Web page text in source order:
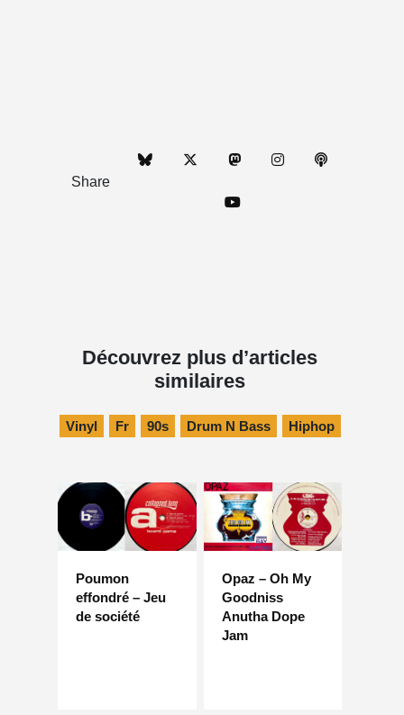
Share
Découvrez plus d’articles
similaires
Vinyl Fr 90s Drum N Bass Hiphop
Poumon
effondré – Jeu
de société
Opaz – Oh My
Goodniss
Anutha Dope
Jam